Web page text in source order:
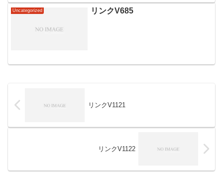
Uncategorized リンクV685
リンクV1121
リンクV1122